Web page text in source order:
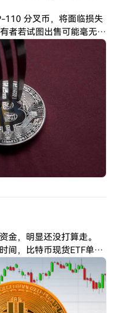
110 分叉币，将面临损失
者若试图出售可能毫无价
风险。 事情是这样的：比
金，明显还没打算走。
间，比特币现货ETF单日
元。 其中最猛的还是贝